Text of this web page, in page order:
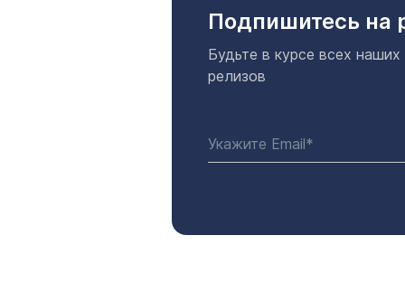
Подпишитесь на
Будьте в курсе всех
релизов